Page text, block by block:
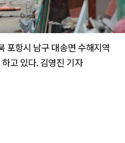
포항시 남구 대송면 수해지역
고 있다. 김영진 기자